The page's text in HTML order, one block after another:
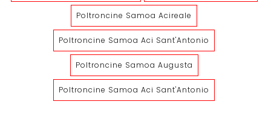
Poltroncine Samoa Acireale
Poltroncine Samoa Aci Sant'Antonio
Poltroncine Samoa Augusta
Poltroncine Samoa Aci Sant'Antonio